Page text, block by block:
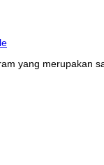
yang merupakan